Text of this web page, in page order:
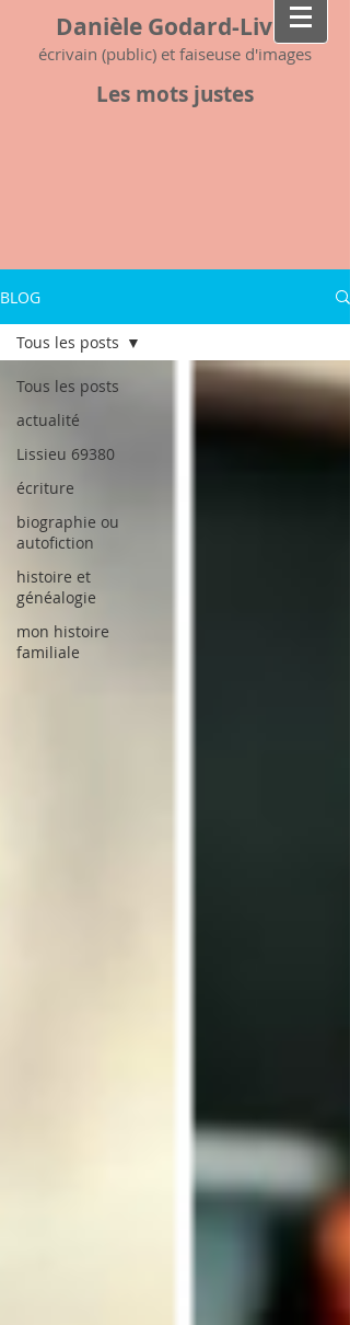
Danièle Godard-Livet
écrivain (public) et faiseuse d'images
Les mots justes
BLOG
Tous les posts
actualité
Lissieu 69380
écriture
biographie ou
autofiction
histoire et
généalogie
mon histoire
familiale
Tous les posts